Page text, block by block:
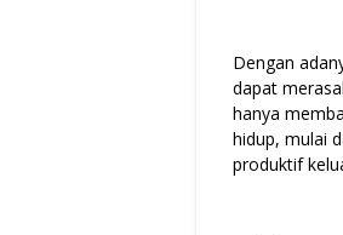
Dengan
dapat
hanya
hidup, mulai
produktif